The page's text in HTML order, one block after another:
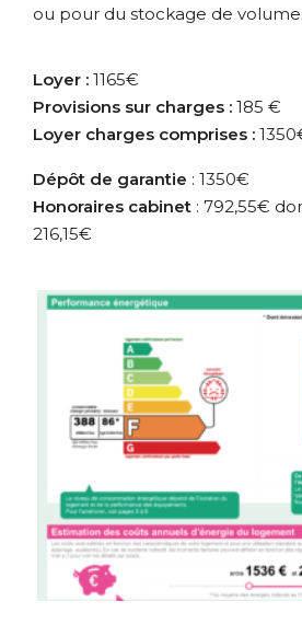
ou pour du stockage de volume.
Loyer : 1165€
Provisions sur charges : 185 €
Loyer charges comprises :
Dépôt de garantie : 1350€
Honoraires cabinet : 792,55€
216,15€